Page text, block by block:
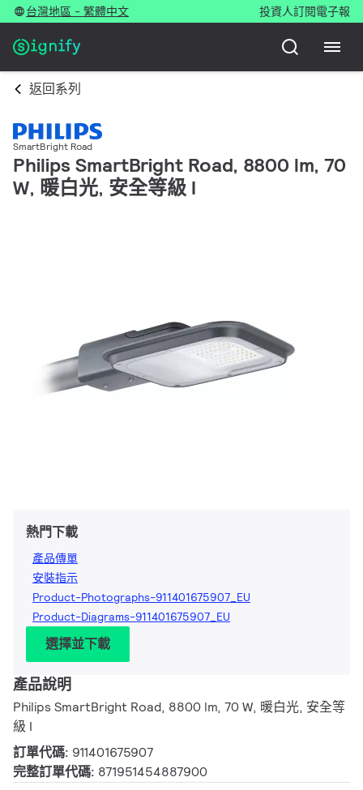
台灣地區 - 繁體中文 投資人訂閱電子報
返回系列
SmartBright Road
Philips SmartBright Road, 8800 lm, 70
W, 暖白光, 安全等級 I
熱門下載
產品傳單
安裝指示
Product-Photographs-911401675907_EU
Product-Diagrams-911401675907_EU
選擇並下載
產品說明
Philips SmartBright Road, 8800 lm, 70 W, 暖白光, 安全等
級 I
訂單代碼: 911401675907
完整訂單代碼: 871951454887900